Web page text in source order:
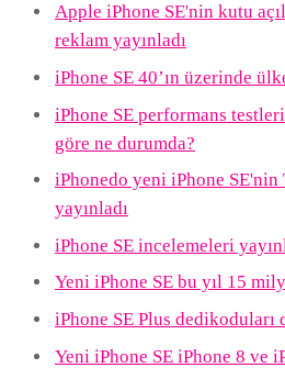
Apple iPhone SE'nin kutu
reklam yayınladı
iPhone SE 40’ın üzerinde
iPhone SE performans
göre ne durumda?
iPhonedo yeni iPhone
yayınladı
iPhone SE incelemeleri
Yeni iPhone SE bu yıl 15
iPhone SE Plus dedikoduları
Yeni iPhone SE iPhone 8 ve